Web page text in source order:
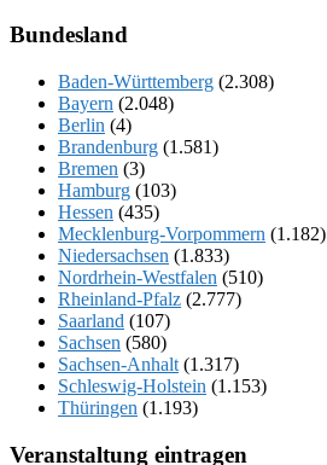
Bundesland
Baden-Württemberg (2.308)
Bayern (2.048)
Berlin (4)
Brandenburg (1.581)
Bremen (3)
Hamburg (103)
Hessen (435)
Mecklenburg-Vorpommern (1.182)
Niedersachsen (1.833)
Nordrhein-Westfalen (510)
Rheinland-Pfalz (2.777)
Saarland (107)
Sachsen (580)
Sachsen-Anhalt (1.317)
Schleswig-Holstein (1.153)
Thüringen (1.193)
Veranstaltung eintragen